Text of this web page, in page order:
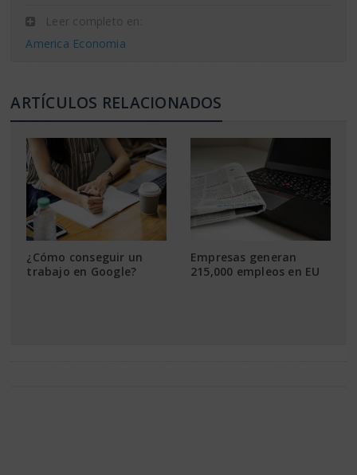
Leer completo en:
America Economia
ARTÍCULOS RELACIONADOS
¿Cómo conseguir un
trabajo en Google?
Empresas generan
215,000 empleos en EU